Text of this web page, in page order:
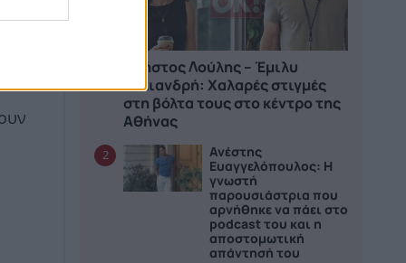
Χρήστος Λούλης – Έμιλυ
Κολιανδρή: Χαλαρές στιγμές
στη βόλτα τους στο κέντρο της
Αθήνας
2
Ανέστης
Ευαγγελόπουλος: Η
γνωστή
παρουσιάστρια που
αρνήθηκε να πάει στο
podcast του και η
αποστομωτική
απάντησή του